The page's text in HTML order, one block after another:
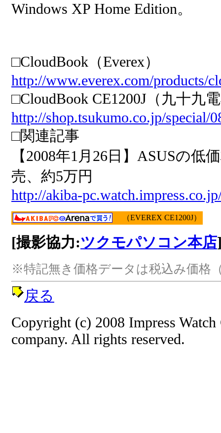
Windows XP Home Edition。
□CloudBook（Everex）
http://www.everex.com/products/
□CloudBook CE1200J（九十九
http://shop.tsukumo.co.jp/special/
□関連記事
【2008年1月26日】ASUSの低
売、約5万円
http://akiba-
（EVEREX CE1200J）
[撮影協力:ツクモパソコン本店
※特記無き価格データは税込み価格
戻る
Copyright (c) 2008 Impress
company. All rights reserved.